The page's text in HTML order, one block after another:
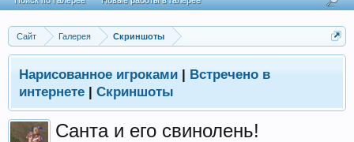
Сайт Галерея Скриншоты
Нарисованное игроками | Встречено в
интернете | Скриншоты
Санта и его свинолень!